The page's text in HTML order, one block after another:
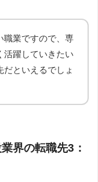
職業ですので、専
活躍していきたい
といえるでしょ
界の転職先3：